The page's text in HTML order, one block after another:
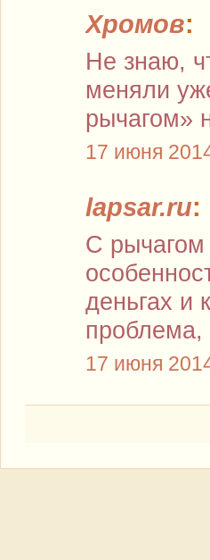
Хромов:
Не знаю,
меняли
рычагом»
17 июня
lapsar.ru:
С рычагом
деньгах и
проблема,
17 июня